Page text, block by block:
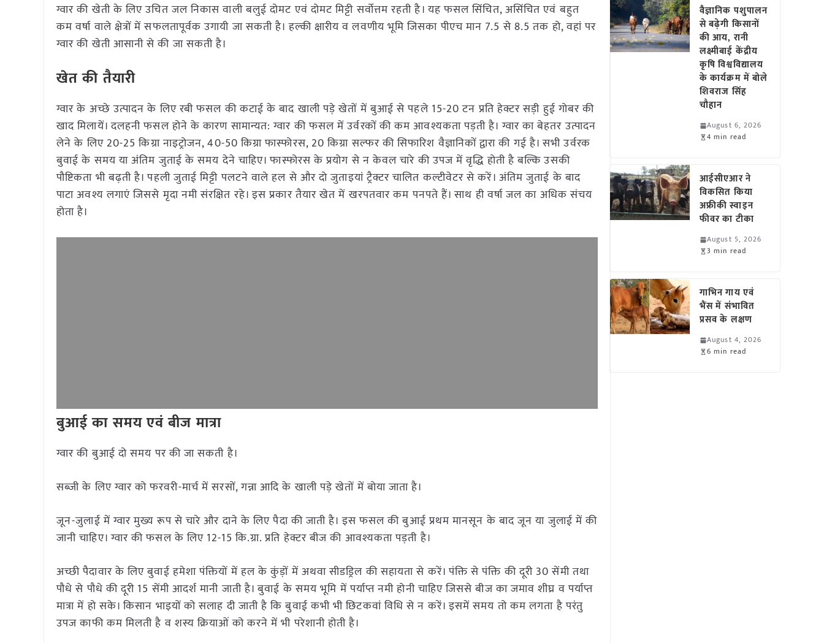
ग्वार की खेती के लिए उचित जल निकास वाली बलुई दोमट एवं दोमट मिट्टी सर्वोत्तम रहती है। यह फसल सिंचित, असिंचित एवं बहुत
कम वर्षा वाले क्षेत्रों में सफलतापूर्वक उगायी जा सकती है। हल्की क्षारीय व लवणीय भूमि जिसका पीएच मान 7.5 से 8.5 तक हो, वहां पर
ग्वार की खेती आसानी से की जा सकती है।
खेत की तैयारी
ग्वार के अच्छे उत्पादन के लिए रबी फसल की कटाई के बाद खाली पड़े खेतों में बुआई से पहले 15-20 टन प्रति हेक्टर सड़ी हुई गोबर की
खाद मिलायें। दलहनी फसल होने के कारण सामान्यत: ग्वार की फसल में उर्वरकों की कम आवश्यकता पड़ती है। ग्वार का बेहतर उत्पादन
लेने के लिए 20-25 किग्रा नाइट्रोजन, 40-50 किग्रा फास्फोरस, 20 किग्रा सल्फर की सिफारिश वैज्ञानिकों द्वारा की गई है। सभी उर्वरक
बुवाई के समय या अंतिम जुताई के समय देने चाहिए। फास्फोरस के प्रयोग से न केवल चारे की उपज में वृद्धि होती है बल्कि उसकी
पौष्टिकता भी बढ़ती है। पहली जुताई मिट्टी पलटने वाले हल से और दो जुताइयां ट्रैक्टर चालित कल्टीवेटर से करें। अंतिम जुताई के बाद
पाटा अवश्य लगाएं जिससे मृदा नमी संरक्षित रहे। इस प्रकार तैयार खेत में खरपतवार कम पनपते हैं। साथ ही वर्षा जल का अधिक संचय
होता है।
बुआई का समय एवं बीज मात्रा
ग्वार की बुआई दो समय पर की जा सकती है।
सब्जी के लिए ग्वार को फरवरी-मार्च में सरसों, गन्ना आदि के खाली पड़े खेतों में बोया जाता है।
जून-जुलाई में ग्वार मुख्य रूप से चारे और दाने के लिए पैदा की जाती है। इस फसल की बुआई प्रथम मानसून के बाद जून या जुलाई में की
जानी चाहिए। ग्वार की फसल के लिए 12-15 कि.ग्रा. प्रति हेक्टर बीज की आवश्यकता पड़ती है।
अच्छी पैदावार के लिए बुवाई हमेशा पंक्तियों में हल के कुंड़ों में अथवा सीडड्रिल की सहायता से करें। पंक्ति से पंक्ति की दूरी 30 सेंमी तथा
पौधे से पौधे की दूरी 15 सेंमी आदर्श मानी जाती है। बुवाई के समय भूमि में पर्याप्त नमी होनी चाहिए जिससे बीज का जमाव शीघ्र व पर्याप्त
मात्रा में हो सके। किसान भाइयों को सलाह दी जाती है कि बुवाई कभी भी छिटकवां विधि से न करें। इसमें समय तो कम लगता है परंतु
उपज काफी कम मिलती है व शस्य क्रियाओं को करने में भी परेशानी होती है।
वैज्ञानिक पशुपालन
से बढ़ेगी किसानों
की आय, रानी
लक्ष्मीबाई केंद्रीय
कृषि विश्वविद्यालय
के कार्यक्रम में बोले
शिवराज सिंह
चौहान
August 6, 2026
4 min read
आईसीएआर ने
विकसित किया
अफ्रीकी स्वाइन
फीवर का टीका
August 5, 2026
3 min read
गाभिन गाय एवं
भैंस में संभावित
प्रसव के लक्षण
August 4, 2026
6 min read